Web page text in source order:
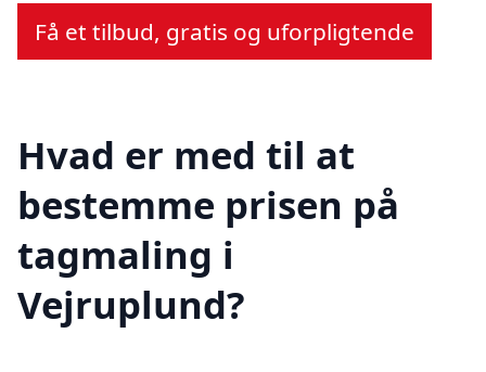
Få et tilbud, gratis og uforpligtende
Hvad er med til at
bestemme prisen på
tagmaling i
Vejruplund?